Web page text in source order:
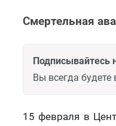
Смертельная
Подписывайтесь
Вы всегда будете
15 февраля в